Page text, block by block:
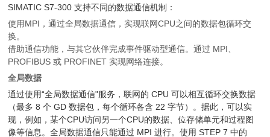
SIMATIC S7-300 支持不同的数据通信机制：
使用MPI，通过全局数据通信，实现联网CPU之间的数据包循环交
换。
借助通信功能，与其它伙伴完成事件驱动型通信。通过 MPI、
PROFIBUS 或 PROFINET 实现网络连接。
全局数据
通过使用“全局数据通信"服务，联网的 CPU 可以相互循环交换数据
（最多 8 个 GD 数据包，每个循环各含 22 字节）。据此，可以实
现，例如，某个CPU访问另一个CPU的数据、位存储单元和过程图
像等信息。全局数据通信只能通过 MPI 进行。使用 STEP 7 中的